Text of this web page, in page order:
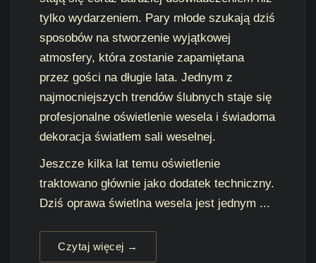
tylko wydarzeniem. Pary młode szukają dziś
sposobów na stworzenie wyjątkowej
atmosfery, która zostanie zapamiętana
przez gości na długie lata. Jednym z
najmocniejszych trendów ślubnych staje się
profesjonalne oświetlenie wesela i świadoma
dekoracja światłem sali weselnej.
Jeszcze kilka lat temu oświetlenie
traktowano głównie jako dodatek techniczny.
Dziś oprawa świetlna wesela jest jednym ...
Czytaj więcej →